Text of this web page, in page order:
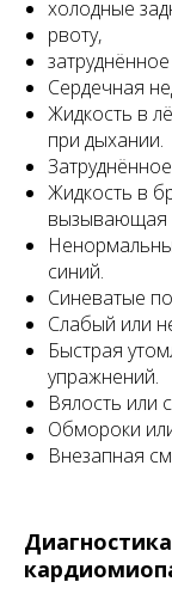
холодные
рвоту,
Сердечная
Жидкость в
при дыхании.
Жидкость в
вызывающая
синий.
Синеватые
Слабый или
Быстрая
упражнений.
Вялость или
Обмороки
Внезапная